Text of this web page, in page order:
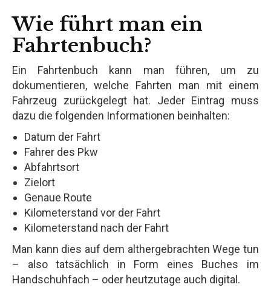
Wie führt man ein
Fahrtenbuch?
Ein Fahrtenbuch kann man führen, um zu
dokumentieren, welche Fahrten man mit einem
Fahrzeug zurückgelegt hat. Jeder Eintrag muss
dazu die folgenden Informationen beinhalten:
Datum der Fahrt
Fahrer des Pkw
Abfahrtsort
Zielort
Genaue Route
Kilometerstand vor der Fahrt
Kilometerstand nach der Fahrt
Man kann dies auf dem althergebrachten Wege tun
– also tatsächlich in Form eines Buches im
Handschuhfach – oder heutzutage auch digital.